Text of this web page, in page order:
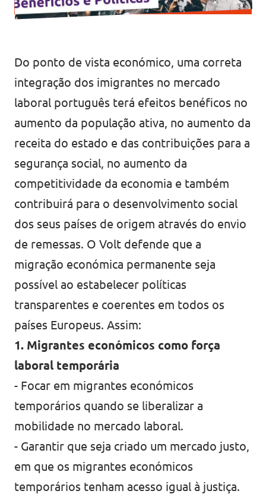
Do ponto de vista económico, uma correta
integração dos imigrantes no mercado
laboral português terá efeitos benéficos no
aumento da população ativa, no aumento da
receita do estado e das contribuições para a
segurança social, no aumento da
competitividade da economia e também
contribuirá para o desenvolvimento social
dos seus países de origem através do envio
de remessas. O Volt defende que a
migração económica permanente seja
possível ao estabelecer políticas
transparentes e coerentes em todos os
países Europeus. Assim:
1. Migrantes económicos como força
laboral temporária
- Focar em migrantes económicos
temporários quando se liberalizar a
mobilidade no mercado laboral.
- Garantir que seja criado um mercado justo,
em que os migrantes económicos
temporários tenham acesso igual à justiça.